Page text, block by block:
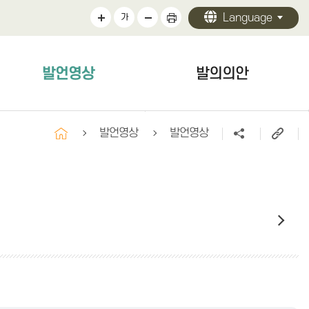
가 Language
발언영상 발의의안
발의의안
발언영상 발언영상